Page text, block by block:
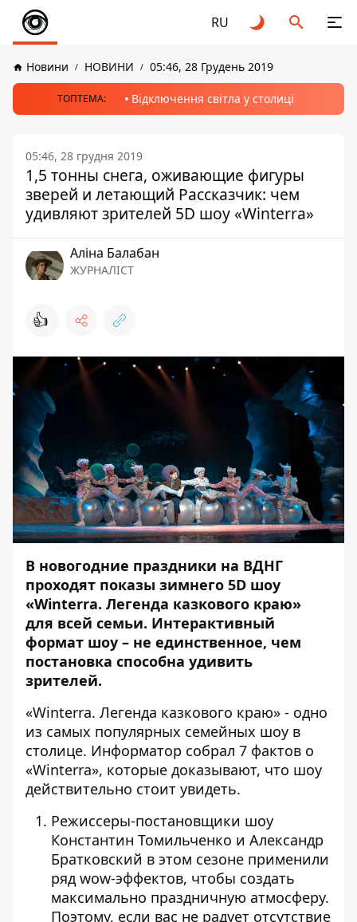
RU
Новини НОВИНИ 05:46, 28 Грудень 2019
ТОПТЕМА: Відключення світла у столиці
05:46, 28 грудня 2019
1,5 тонны снега, оживающие фигуры
зверей и летающий Рассказчик: чем
удивляют зрителей 5D шоу «Winterra»
Аліна Балабан
ЖУРНАЛІСТ
👍
В новогодние праздники на ВДНГ
проходят показы зимнего 5D шоу
«Winterra. Легенда казкового краю»
для всей семьи. Интерактивный
формат шоу – не единственное, чем
постановка способна удивить
зрителей.
«Winterra. Легенда казкового краю» - одно
из самых популярных семейных шоу в
столице. Информатор собрал 7 фактов о
«Winterra», которые доказывают, что шоу
действительно стоит увидеть.
Режиссеры-постановщики шоу
Константин Томильченко и Александр
Братковский в этом сезоне применили
ряд wow-эффектов, чтобы создать
максимально праздничную атмосферу.
Поэтому, если вас не радует отсутствие